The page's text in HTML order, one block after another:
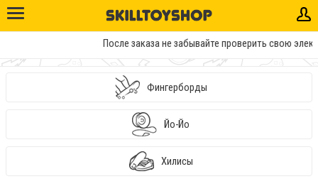
После заказа не забывайте проверить свою
Фингерборды
Йо-Йо
Хилисы